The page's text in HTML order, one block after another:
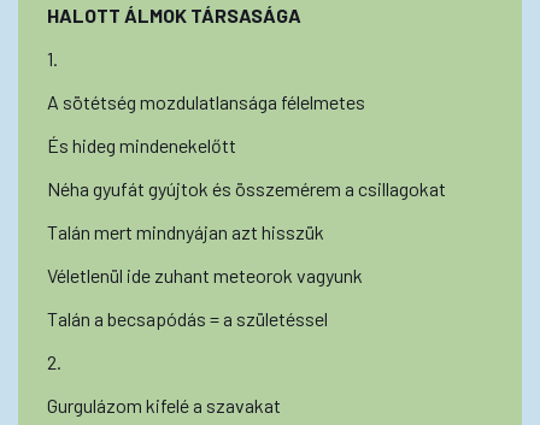
HALOTT ÁLMOK TÁRSASÁGA
1.
A sötétség mozdulatlansága félelmetes
És hideg mindenekelőtt
Néha gyufát gyújtok és összemérem a csillagokat
Talán mert mindnyájan azt hisszük
Véletlenül ide zuhant meteorok vagyunk
Talán a becsapódás = a születéssel
2.
Gurgulázom kifelé a szavakat